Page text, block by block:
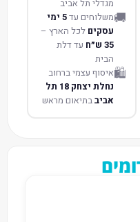
מגדלי תל אביב
🚚משלוחים עד 5 ימי
עסקים לכל הארץ –
35 ש״ח
עד דלת
הבית
🛍️איסוף עצמי ברחוב
נחלת יצחק 18 תל
אביבבתיאום מראש